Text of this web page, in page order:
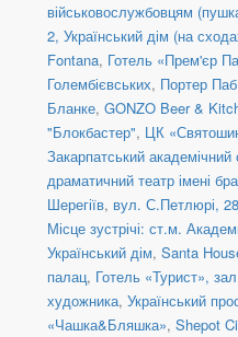
військовослужбовцям
2, Український дім (на
Fontana, Готель «Прем'єр
Голембієвських, Портер
Бланке, GONZO Beer &
"Блокбастер", ЦК
Закарпатський
драматичний театр імені
Шерегіїв, вул. С.Петлюрі, 28
Місце зустрічі: ст.м.
Український дім, Santa
палац, Готель «Турист»,
художника, Український
«Чашка&Бляшка», Shepot